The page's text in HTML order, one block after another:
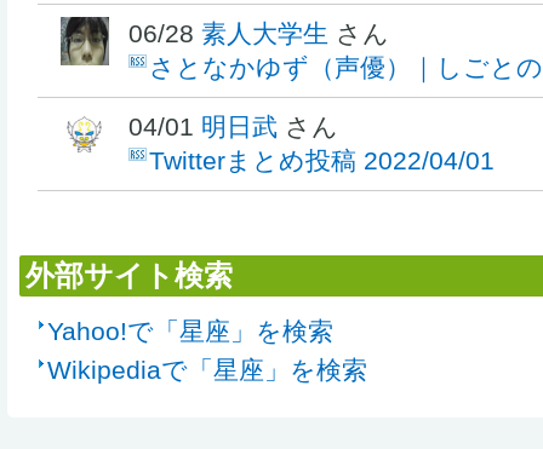
06/28 素人大学生 さん
さとなかゆず（声優）｜しごと
04/01 明日武 さん
Twitterまとめ投稿 2022/04/01
外部サイト検索
Yahoo!で「星座」を検索
Wikipediaで「星座」を検索